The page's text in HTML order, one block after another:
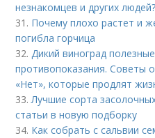
незнакомцев и других людей?
31. Почему плохо растет и
погибла горчица
32.Дикий виноград
противопоказания. Советы
«Нет», которые продлят
33.Лучшие сорта
статьи в новую подборку
34. Как собрать с сальвии